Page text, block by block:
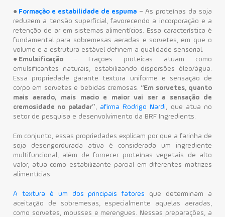
● Formação e estabilidade de espuma – As proteínas da soja
reduzem a tensão superficial, favorecendo a incorporação e a
retenção de ar em sistemas alimentícios. Essa característica é
fundamental para sobremesas aeradas e sorvetes, em que o
volume e a estrutura estável definem a qualidade sensorial.
● Emulsificação – Frações proteicas atuam como
emulsificantes naturais, estabilizando dispersões óleo/água.
Essa propriedade garante textura uniforme e sensação de
corpo em sorvetes e bebidas cremosas. “Em sorvetes, quanto
mais aerado, mais macio e maior vai ser a sensação de
cremosidade no paladar”, afirma Rodrigo Nardi, que atua no
setor de pesquisa e desenvolvimento da BRF Ingredients.
Em conjunto, essas propriedades explicam por que a farinha de
soja desengordurada ativa é considerada um ingrediente
multifuncional, além de fornecer proteínas vegetais de alto
valor, atua como estabilizante parcial em diferentes matrizes
alimentícias.
A textura é um dos principais fatores que determinam a
aceitação de sobremesas, especialmente aquelas aeradas,
como sorvetes, mousses e merengues. Nessas preparações, a